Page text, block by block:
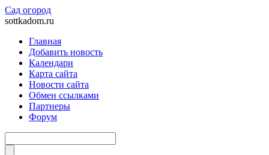
Сад огород
sottkadom.ru
Главная
Добавить новость
Календари
Карта сайта
Новости сайта
Обмен ссылками
Партнеры
Форум